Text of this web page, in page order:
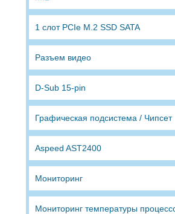
1 cлот PCIe M.2 SSD SATA
Разъем видео
D-Sub 15-pin
Графическая подсистема / Чипсет
Aspeed AST2400
Мониторинг
Мониторинг температуры